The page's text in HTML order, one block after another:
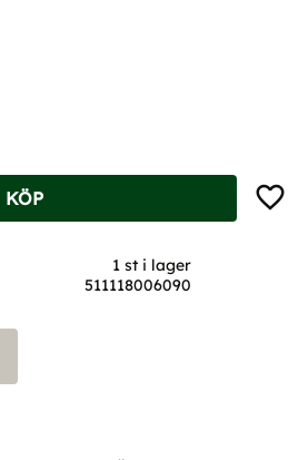
KÖP
1 st i lager
511118006090